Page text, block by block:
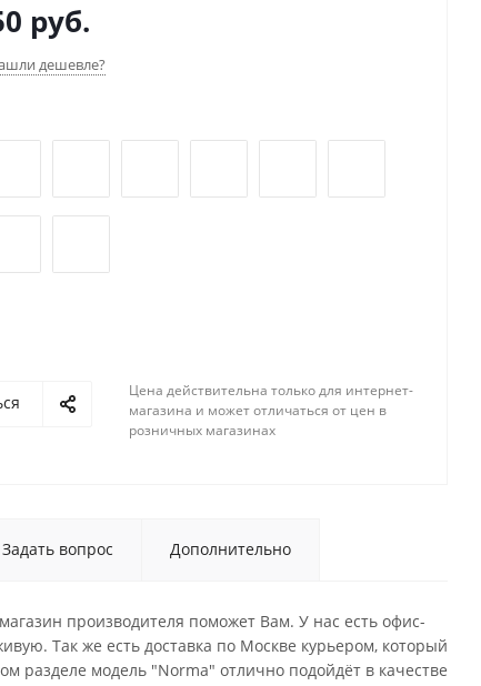
руб.
дешевле?
Цена действительна только для интернет-
магазина и может отличаться от цен в
розничных магазинах
Задать вопрос Дополнительно
производителя поможет Вам. У нас есть офис-
Так же есть доставка по Москве курьером, который
разделе модель "Norma" отлично подойдёт в качестве